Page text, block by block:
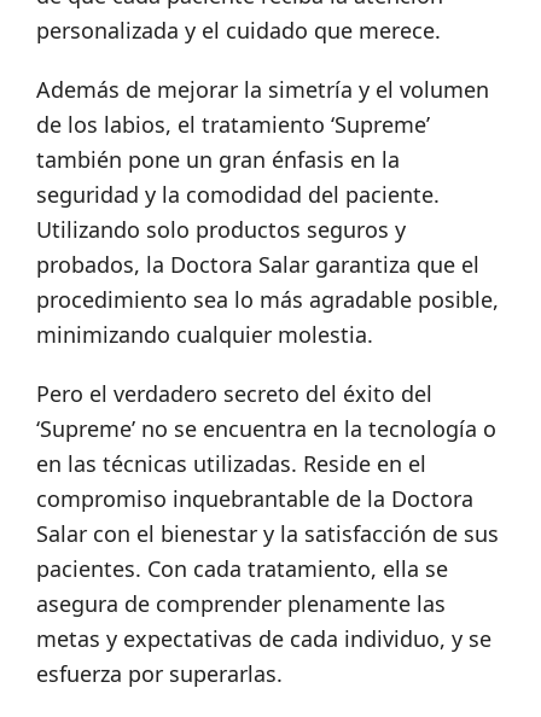
personalizada y el cuidado que merece.
Además de mejorar la simetría y el volumen
de los labios, el tratamiento ‘Supreme’
también pone un gran énfasis en la
seguridad y la comodidad del paciente.
Utilizando solo productos seguros y
probados, la Doctora Salar garantiza que el
procedimiento sea lo más agradable posible,
minimizando cualquier molestia.
Pero el verdadero secreto del éxito del
‘Supreme’ no se encuentra en la tecnología o
en las técnicas utilizadas. Reside en el
compromiso inquebrantable de la Doctora
Salar con el bienestar y la satisfacción de sus
pacientes. Con cada tratamiento, ella se
asegura de comprender plenamente las
metas y expectativas de cada individuo, y se
esfuerza por superarlas.